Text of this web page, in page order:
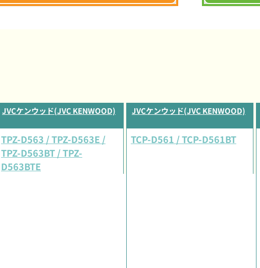
JVCケンウッド(JVC KENWOOD)
TPZ-D563 / TPZ-D563E /
TPZ-D563BT / TPZ-
D563BTE
JVCケンウッド(JVC KENWOOD)
TCP-D561 / TCP-D561BT